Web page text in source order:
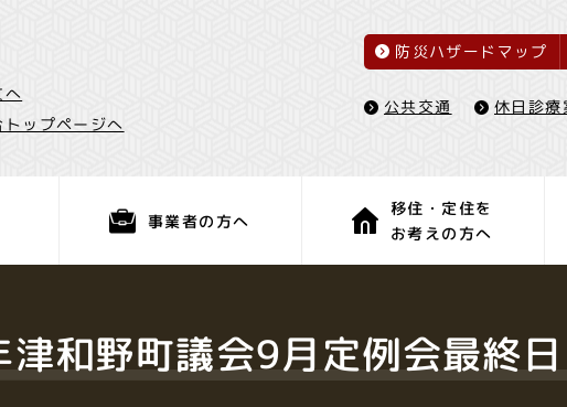
へ
トップページへ
防災ハザードマップ
公共交通 休日診療
事業者の方へ
移住・定住を
お考えの方へ
和野町議会9月定例会最終